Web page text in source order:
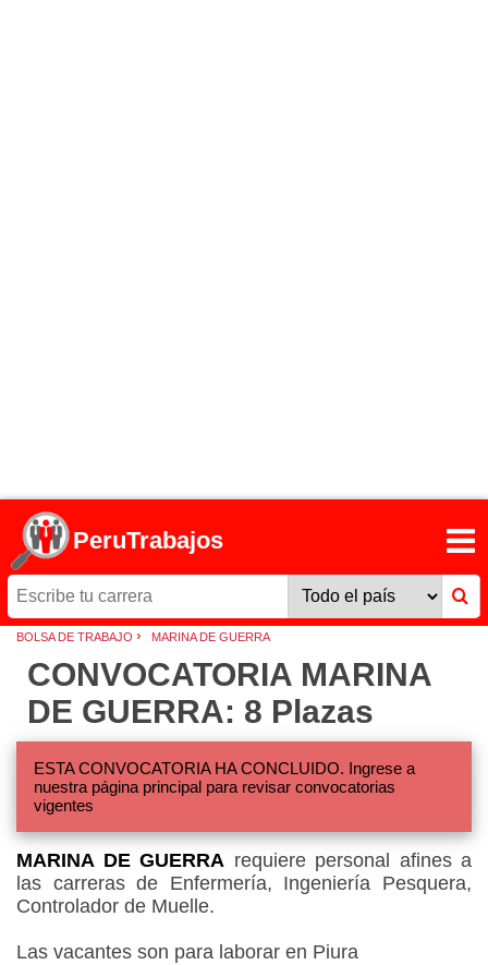
PeruTrabajos
BOLSA DE TRABAJO › MARINA DE GUERRA
CONVOCATORIA MARINA
DE GUERRA: 8 Plazas
ESTA CONVOCATORIA HA CONCLUIDO. Ingrese a
nuestra página principal para revisar convocatorias
vigentes
MARINA DE GUERRA requiere personal afines a
las carreras de Enfermería, Ingeniería Pesquera,
Controlador de Muelle.
Las vacantes son para laborar en Piura